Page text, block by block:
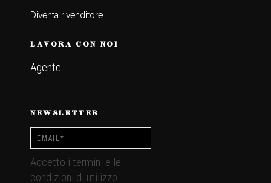
Diventa rivenditore
LAVORA CON NOI
Agente
NEWSLETTER
Accetto i termini e le
condizioni di utilizzo.